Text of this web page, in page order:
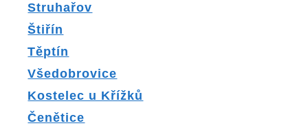
Struhařov
Štiřín
Těptín
Všedobrovice
Kostelec u Křížků
Čenětice